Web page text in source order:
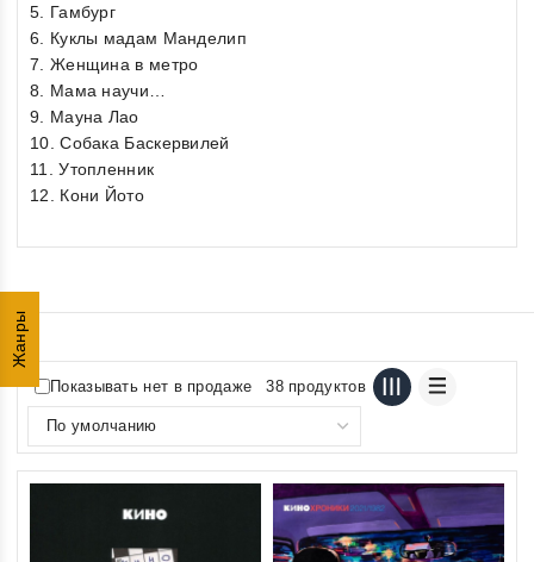
Жанры
5. Гамбург
6. Куклы мадам Манделип
7. Женщина в метро
8. Мама научи…
9. Мауна Лао
10. Собака Баскервилей
11. Утопленник
12. Кони Йото
Показывать нет в продаже 38 продуктов